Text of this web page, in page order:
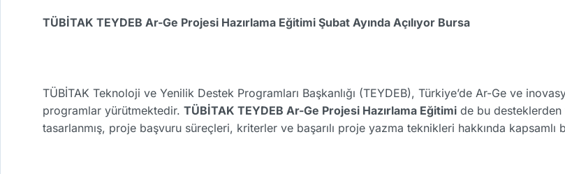
TÜBİTAK TEYDEB Ar-Ge Projesi Hazırlama Eğitimi Şubat Ayında Açılıyor Bursa
TÜBİTAK Teknoloji ve Yenilik Destek Programları Başkanlığı (TEYDEB), Türkiye’de Ar-Ge ve
programlar yürütmektedir. TÜBİTAK TEYDEB Ar-Ge Projesi Hazırlama Eğitimi de bu
tasarlanmış, proje başvuru süreçleri, kriterler ve başarılı proje yazma teknikleri hakkında